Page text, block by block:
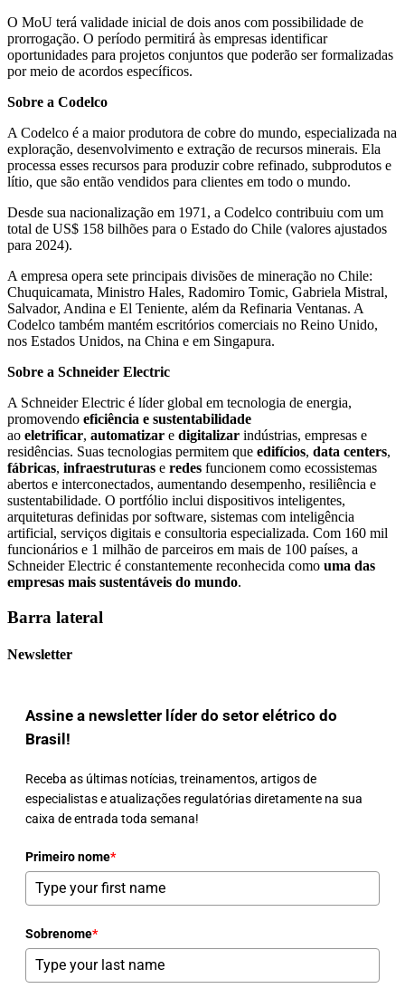
O MoU terá validade inicial de dois anos com possibilidade de
prorrogação. O período permitirá às empresas identificar
oportunidades para projetos conjuntos que poderão ser formalizadas
por meio de acordos específicos.
Sobre a Codelco
A Codelco é a maior produtora de cobre do mundo, especializada na
exploração, desenvolvimento e extração de recursos minerais. Ela
processa esses recursos para produzir cobre refinado, subprodutos e
lítio, que são então vendidos para clientes em todo o mundo.
Desde sua nacionalização em 1971, a Codelco contribuiu com um
total de US$ 158 bilhões para o Estado do Chile (valores ajustados
para 2024).
A empresa opera sete principais divisões de mineração no Chile:
Chuquicamata, Ministro Hales, Radomiro Tomic, Gabriela Mistral,
Salvador, Andina e El Teniente, além da Refinaria Ventanas. A
Codelco também mantém escritórios comerciais no Reino Unido,
nos Estados Unidos, na China e em Singapura.
Sobre a Schneider Electric
A Schneider Electric é líder global em tecnologia de energia,
promovendo eficiência e sustentabilidade
ao eletrificar, automatizar e digitalizar indústrias, empresas e
residências. Suas tecnologias permitem que edifícios, data centers,
fábricas, infraestruturas e redes funcionem como ecossistemas
abertos e interconectados, aumentando desempenho, resiliência e
sustentabilidade. O portfólio inclui dispositivos inteligentes,
arquiteturas definidas por software, sistemas com inteligência
artificial, serviços digitais e consultoria especializada. Com 160 mil
funcionários e 1 milhão de parceiros em mais de 100 países, a
Schneider Electric é constantemente reconhecida como uma das
empresas mais sustentáveis do mundo.
Barra lateral
Newsletter
Assine a newsletter líder do setor elétrico do
Brasil!
Receba as últimas notícias, treinamentos, artigos de
especialistas e atualizações regulatórias diretamente na sua
caixa de entrada toda semana!
Primeiro nome*
Sobrenome*